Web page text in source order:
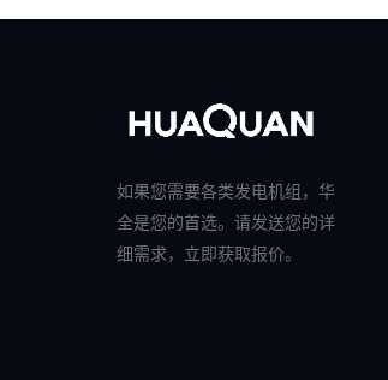
如果您需要各类发电机组，华
全是您的首选。请发送您的详
细需求，立即获取报价。